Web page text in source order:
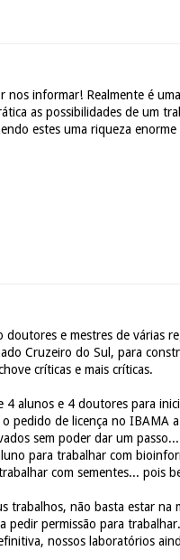
nos informar! Realmente é
as possibilidades de um
estes uma riqueza enorme
e mestres de várias
Cruzeiro do Sul, para
críticas e mais críticas.
4 alunos e 4 doutores para
pedido de licença no IBAMA a
sem poder dar um
para trabalhar com
com sementes... pois
trabalhos, não basta estar na
pedir permissão para
nossos laboratórios